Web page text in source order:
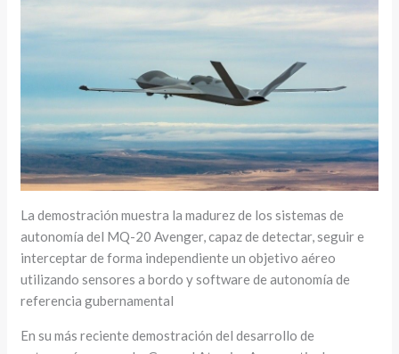
La demostración muestra la madurez de los sistemas de
autonomía del MQ-20 Avenger, capaz de detectar, seguir e
interceptar de forma independiente un objetivo aéreo
utilizando sensores a bordo y software de autonomía de
referencia gubernamental
En su más reciente demostración del desarrollo de